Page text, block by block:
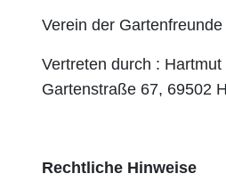
Verein der
Vertreten durch : Hartmut
Gartenstraße 67, 69502
Rechtliche Hinweise